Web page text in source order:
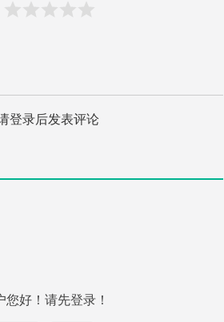
登录后发表评论
您好！请先登录！